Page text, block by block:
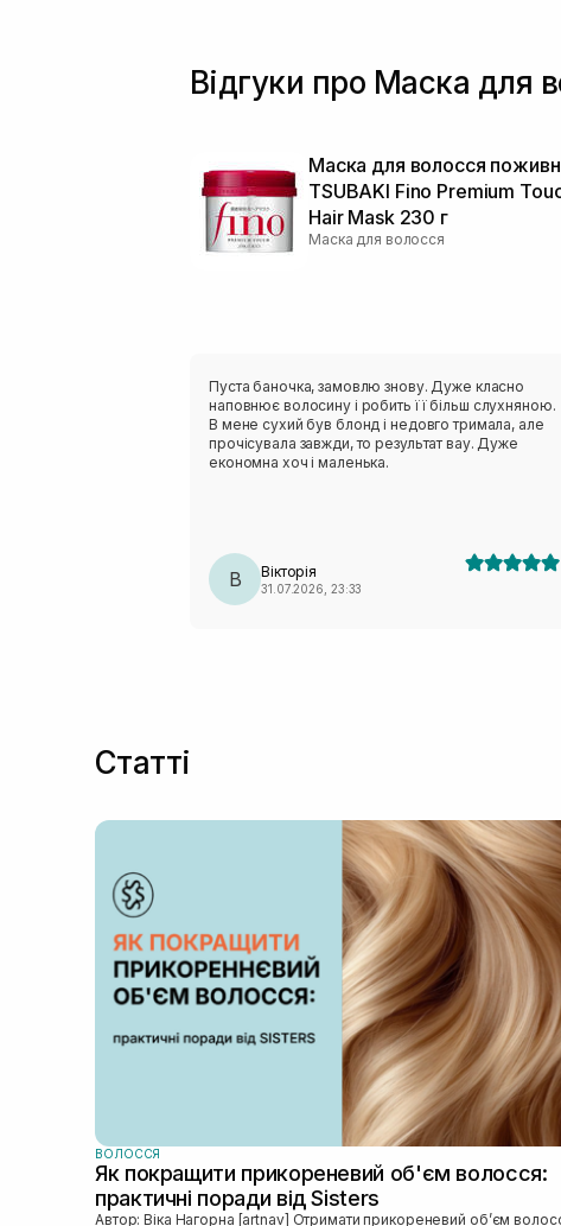
Відгуки про Маска для
Маска для волосся
TSUBAKI Fino Premium
Hair Mask 230 г
Маска для волосся
Пуста баночка, замовлю знову. Дуже класно
наповнює волосину і робить її більш слухняною.
В мене сухий був блонд і недовго тримала, але
прочісувала завжди, то результат вау. Дуже
економна хоч і маленька.
В Вікторія
31.07.2026, 23:33
Статті
ВОЛОССЯ
Як покращити прикореневий об'єм волосся:
практичні поради від Sisters
Автор: Віка Нагорна [artnav] Отримати прикореневий об’єм волосся